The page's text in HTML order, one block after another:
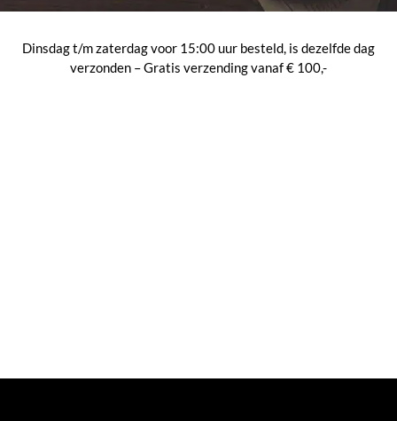
Dinsdag t/m zaterdag voor 15:00 uur besteld, is dezelfde dag
verzonden – Gratis verzending vanaf € 100,-